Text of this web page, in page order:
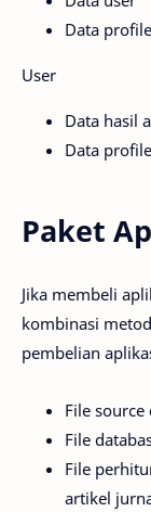
Data profile
User
Data hasil
Data profile
Paket
Jika membeli
kombinasi
pembelian
File source
File
File
artikel